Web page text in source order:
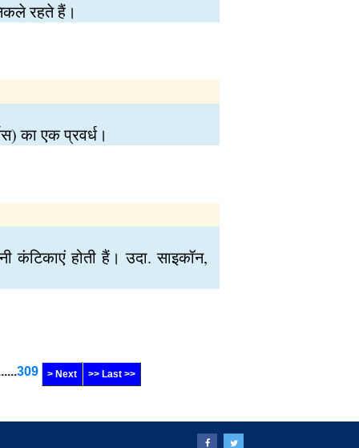
रहते हैं।
का एक प्रवर्ध।
कंटिकाएं होती हैं। उदा. साइकॉन,
309 > Next >> Last >>